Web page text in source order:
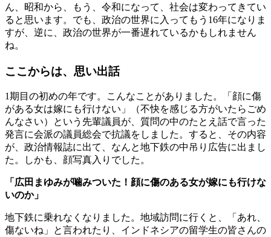
ん、昭和から、もう、令和になって、社会は変わってきてい
ると思います。でも、政治の世界に入ってもう16年になりま
すが、逆に、政治の世界が一番遅れているかもしれません
ね。
ここからは、思い出話
1期目の初めの年です。こんなことがありました。「顔に傷
がある女は嫁にも行けない」（不快を感じる方がいたらごめ
んなさい）という先輩議員が、質問の中のたとえ話で言った
発言に会派の議員総会で抗議をしました。すると、その内容
が、政治情報誌に出て、なんと地下鉄の中吊り広告に出まし
た。しかも、顔写真入りでした。
「広田まゆみが噛みついた！顔に傷のある女が嫁にも行けな
いのか」
地下鉄に乗れなくなりました。地域訪問に行くと、「あれ、
傷ないね」と言われたり、インドネシアの留学生の皆さんの